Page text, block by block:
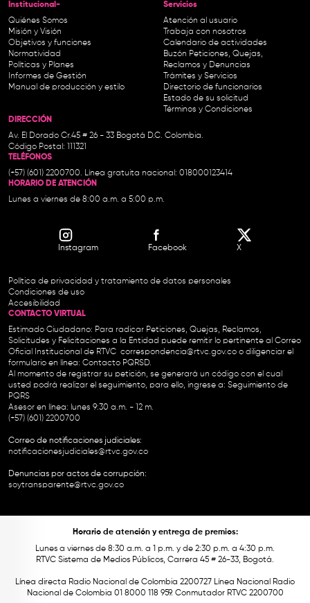
Institucional-
Quiénes Somos
Misión y Visión
Objetivos y funciones
Normatividad
Políticas y Planes
Informes de Gestión
Manual de producción y estilo
Servicios
Atención al usuario
Trabaja con nosotros
Calendario de actividades
Buzón Peticiones, Quejas,
Reclamos y Denuncias
Trámites y Servicios
Directorio de funcionarios
Estado de su solicitud
Términos y Condiciones
DIRECCIÓN
Av. El Dorado Cr.45 # 26 - 33 Bogotá D.C. Colombia.
Código Postal: 111321
TELÉFONOS
(+57) (601) 2200700. Línea gratuita nacional: 018000123414
HORARIO DE ATENCIÓN
Lunes a viernes de 8:00 a.m. a 5:00 p.m.
Instagram Facebook X
Política de privacidad y tratamiento de datos personales
Condiciones de uso
Accesibilidad
CONTACTO VIRTUAL
Estimado Ciudadano: Para radicar Peticiones, Quejas, Reclamos,
Solicitudes y Felicitaciones a la Entidad puede remitir lo pertinente al Correo
Oficial Institucional de RTVC correspondencia@rtvc.gov.co o diligenciar el
formulario en línea: Contacto PQRSD.
Al momento de registrar su petición, se generará un código con el cual
usted podrá realizar el seguimiento, para ello, ingrese a: Seguimiento de
PQRS
Asesor en línea: lunes 9:30 a.m. - 12 m.
(+57) (601) 2200700
Correo de notificaciones judiciales:
notificacionesjudiciales@rtvc.gov.co
Denuncias por actos de corrupción:
soytransparente@rtvc.gov.co
Horario de atención y entrega de premios:
Lunes a viernes de 8:30 a.m. a 1 p.m. y de 2:30 p.m. a 4:30 p.m.
RTVC Sistema de Medios Públicos, Carrera 45 # 26-33, Bogotá.
Línea directa Radio Nacional de Colombia 2200727 Línea Nacional Radio
Nacional de Colombia 01 8000 118 959. Conmutador RTVC 2200700